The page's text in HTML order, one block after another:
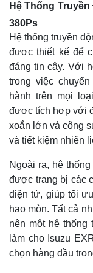
Hệ Thống
380Ps
Hệ thống truyền
được thiết kế để
đáng tin cậy. Với
trong việc
hành trên mọi
được tích hợp với
xoắn lớn và công
và tiết kiệm nhiên
Ngoài ra, hệ
được trang bị các
điện tử, giúp tối
hao mòn. Tất cả
nên một hệ thống
làm cho Isuzu
chọn hàng đầu